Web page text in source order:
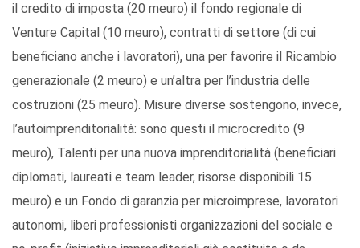
il credito di imposta (20 meuro) il fondo regionale di
Venture Capital (10 meuro), contratti di settore (di cui
beneficiano anche i lavoratori), una per favorire il Ricambio
generazionale (2 meuro) e un’altra per l’industria delle
costruzioni (25 meuro). Misure diverse sostengono, invece,
l’autoimprenditorialità: sono questi il microcredito (9
meuro), Talenti per una nuova imprenditorialità (beneficiari
diplomati, laureati e team leader, risorse disponibili 15
meuro) e un Fondo di garanzia per microimprese, lavoratori
autonomi, liberi professionisti organizzazioni del sociale e